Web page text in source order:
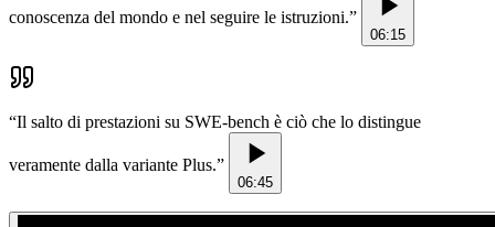
conoscenza del mondo e nel seguire le istruzioni.”
06:15
“Il salto di prestazioni su SWE-bench è ciò che lo distingue
veramente dalla variante Plus.”
06:45